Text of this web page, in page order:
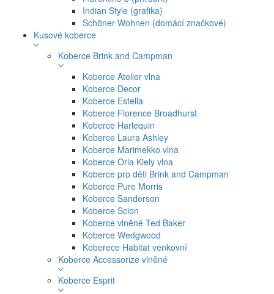
Indian Style (grafika)
Schöner Wohnen (domácí značkové)
Kusové koberce
Koberce Brink and Campman
Koberce Atelier vlna
Koberce Decor
Koberce Estella
Koberce Florence Broadhurst
Koberce Harlequin
Koberce Laura Ashley
Koberce Marimekko vlna
Koberce Orla Kiely vlna
Koberce pro děti Brink and Campman
Koberce Pure Morris
Koberce Sanderson
Koberce Scion
Koberce vlněné Ted Baker
Koberce Wedgwood
Koberece Habitat venkovní
Koberce Accessorize vlněné
Koberce Esprit